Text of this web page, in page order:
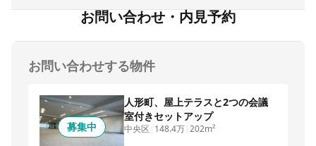
お問い合わせ・内見予約
お問い合わせする物件
募集中
人形町、屋上テラスと2つの会議
室付きセットアップ
中央区 148.4万 202m²